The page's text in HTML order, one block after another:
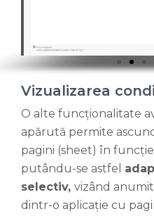
Vizualizarea
O alte funcționalitate
apărută permite
pagini (sheet) în
putându-se astfel
selectiv, vizând
dintr-o aplicație cu